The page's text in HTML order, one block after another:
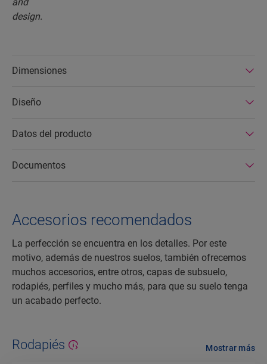
Dimensiones
Diseño
Datos del producto
Documentos
Accesorios recomendados
La perfección se encuentra en los detalles. Por este
motivo, además de nuestros suelos, también ofrecemos
muchos accesorios, entre otros, capas de subsuelo,
rodapiés, perfiles y mucho más, para que su suelo tenga
un acabado perfecto.
Rodapiés Mostrar más